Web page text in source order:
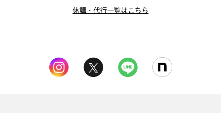
休講・代行一覧はこちら